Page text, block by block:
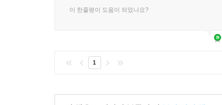
이 한줄평이 도움이 되었나요?
1